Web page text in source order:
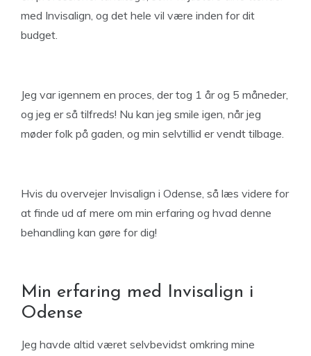
med Invisalign, og det hele vil være inden for dit
budget.
Jeg var igennem en proces, der tog 1 år og 5 måneder,
og jeg er så tilfreds! Nu kan jeg smile igen, når jeg
møder folk på gaden, og min selvtillid er vendt tilbage.
Hvis du overvejer Invisalign i Odense, så læs videre for
at finde ud af mere om min erfaring og hvad denne
behandling kan gøre for dig!
Min erfaring med Invisalign i
Odense
Jeg havde altid været selvbevidst omkring mine